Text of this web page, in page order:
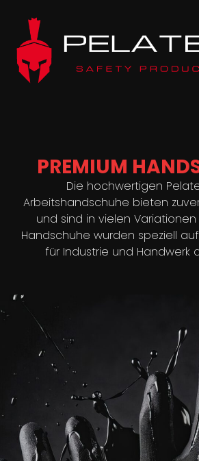
PREMIUM
Die hochwertigen
Arbeitshandschuhe bieten
und sind in vielen Variationen
Handschuhe wurden speziell
für Industrie und Handwerk